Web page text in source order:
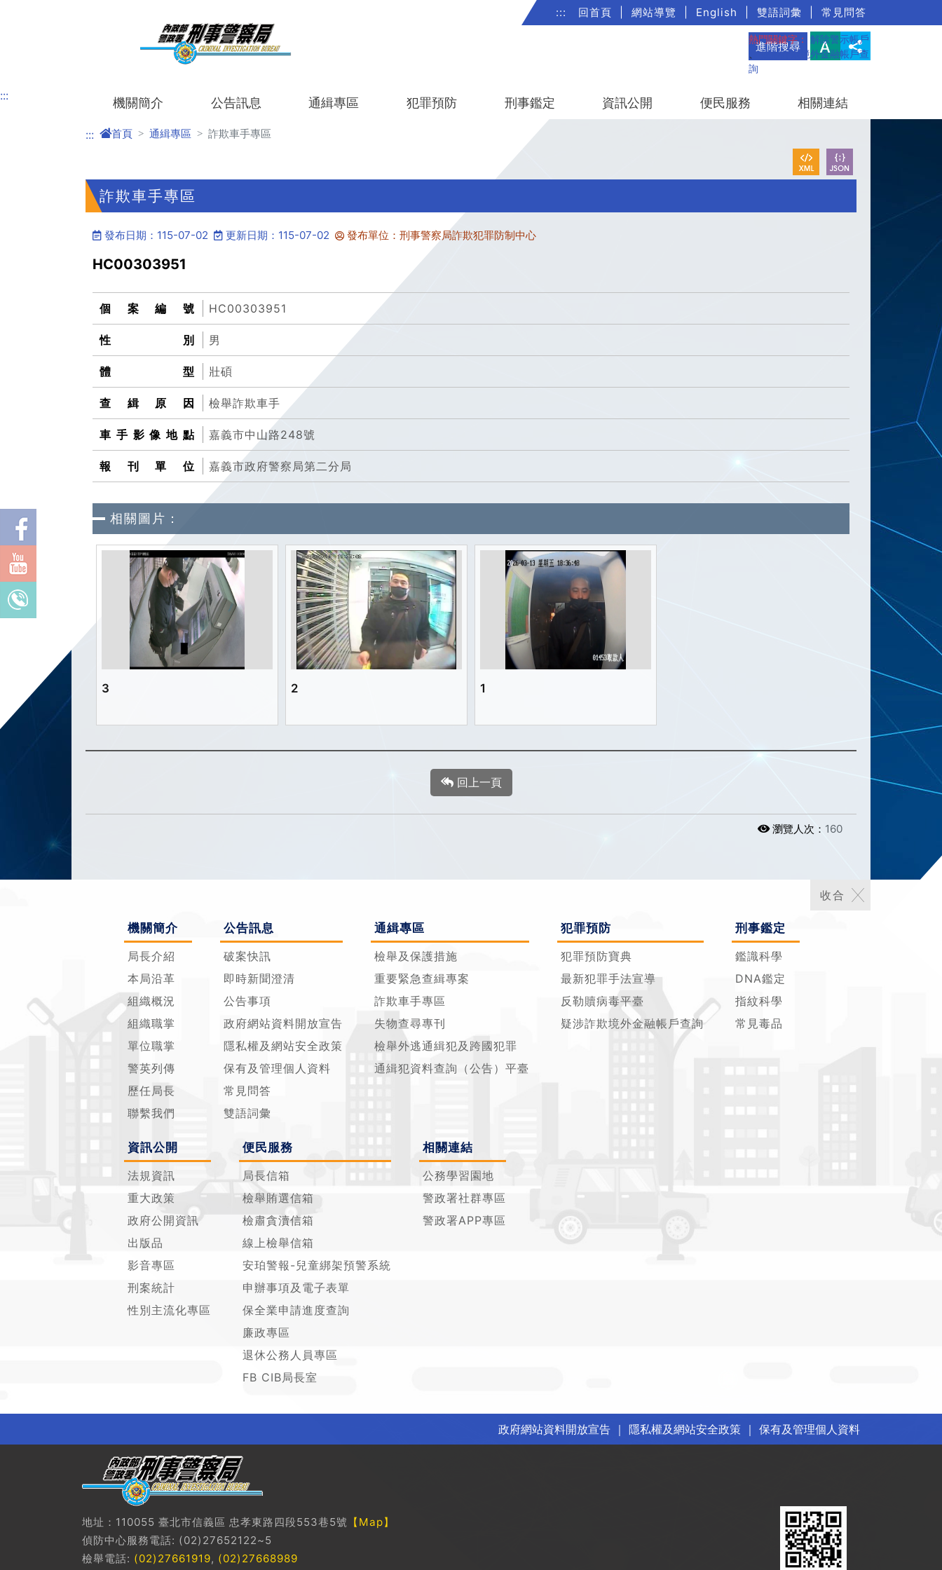
::: 回首頁 網站導覽 English 雙語詞彙 常見問答
進階搜尋
熱門關鍵字： 解除警示帳戶
、疑涉詐欺境外金融帳戶查
詢
::: 機關簡介 公告訊息 通緝專區 犯罪預防 刑事鑑定 資訊公開 便民服務 相關連結
::: 首頁 通緝專區 詐欺車手專區
詐欺車手專區
發布日期：115-07-02 更新日期：115-07-02 發布單位：刑事警察局詐欺犯罪防制中心
HC00303951
個案編號 HC00303951
性別 男
體型 壯碩
查緝原因 檢舉詐欺車手
車手影像地點 嘉義市中山路248號
報刊單位 嘉義市政府警察局第二分局
相關圖片：
3 2 1
回上一頁
瀏覽人次： 160
機關簡介
局長介紹
本局沿革
組織概況
組織職掌
單位職掌
警英列傳
歷任局長
聯繫我們
公告訊息
破案快訊
即時新聞澄清
公告事項
政府網站資料開放宣告
隱私權及網站安全政策
保有及管理個人資料
常見問答
雙語詞彙
通緝專區
檢舉及保護措施
重要緊急查緝專案
詐欺車手專區
失物查尋專刊
檢舉外逃通緝犯及跨國犯罪
通緝犯資料查詢（公告）平臺
犯罪預防
犯罪預防寶典
最新犯罪手法宣導
反勒贖病毒平臺
疑涉詐欺境外金融帳戶查詢
刑事鑑定
鑑識科學
DNA鑑定
指紋科學
常見毒品
資訊公開
法規資訊
重大政策
政府公開資訊
出版品
影音專區
刑案統計
性別主流化專區
便民服務
局長信箱
檢舉賄選信箱
檢肅貪瀆信箱
線上檢舉信箱
安珀警報-兒童綁架預警系統
申辦事項及電子表單
保全業申請進度查詢
廉政專區
退休公務人員專區
FB CIB局長室
相關連結
公務學習園地
警政署社群專區
警政署APP專區
政府網站資料開放宣告 ｜ 隱私權及網站安全政策 ｜ 保有及管理個人資料
地址：110055 臺北市信義區 忠孝東路四段553巷5號 【Map】
偵防中心服務電話: (02)27652122~5
檢舉電話: (02)27661919, (02)27668989